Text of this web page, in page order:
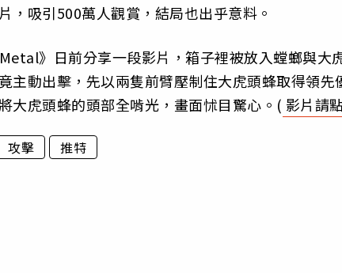
，吸引500萬人觀賞，結局也出乎意料。
》日前分享一段影片，箱子裡被放入螳螂與大
主動出擊，先以兩隻前臂壓制住大虎頭蜂取得領
大虎頭蜂的頭部全啃光，畫面怵目驚心。( 影片請
攻擊 推特